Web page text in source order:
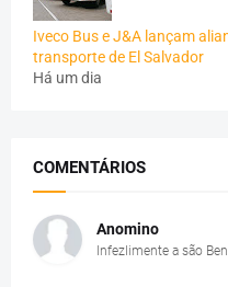
Iveco Bus e J&A lançam
transporte de El Salvador
Há um dia
COMENTÁRIOS
Anomino
Infezlimente a são